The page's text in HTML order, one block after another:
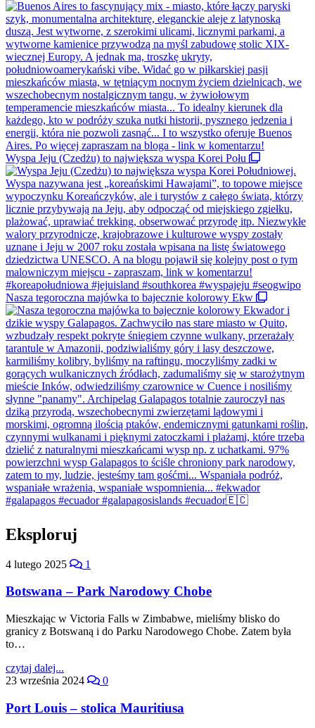
Wyspa Jeju (Czedżu) to największa wyspa Korei Połu
Nasza tegoroczna majówka to bajecznie kolorowy Ekw
Eksploruj
4 lutego 2025 1
Botswana – Park Narodowy Chobe
Mieszkając w Victoria Falls w Zimbabwe, mieliśmy blisko do
granicy z Botswaną i do Parku Narodowego Chobe. Zatem była
to…
czytaj dalej...
23 września 2024
0
Port Louis – stolica Mauritiusa